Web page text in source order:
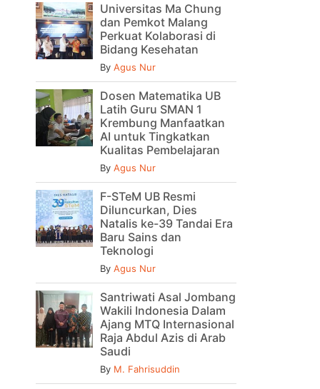
Universitas Ma Chung
dan Pemkot Malang
Perkuat Kolaborasi di
Bidang Kesehatan
By Agus Nur
Dosen Matematika UB
Latih Guru SMAN 1
Krembung Manfaatkan
AI untuk Tingkatkan
Kualitas Pembelajaran
By Agus Nur
F-STeM UB Resmi
Diluncurkan, Dies
Natalis ke-39 Tandai Era
Baru Sains dan
Teknologi
By Agus Nur
Santriwati Asal Jombang
Wakili Indonesia Dalam
Ajang MTQ Internasional
Raja Abdul Azis di Arab
Saudi
By M. Fahrisuddin